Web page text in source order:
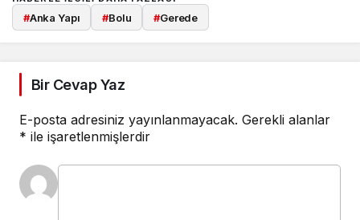
#Anka Yapı #Bolu #Gerede
Bir Cevap Yaz
E-posta adresiniz yayınlanmayacak. Gerekli alanlar
* ile işaretlenmişlerdir